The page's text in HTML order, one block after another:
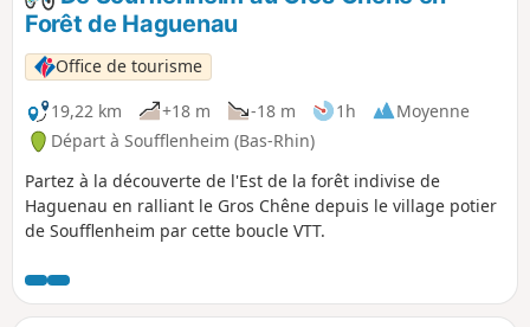
Forêt de Haguenau
Office de tourisme
19,22 km
+18 m -18 m 1h
Moyenne
Départ à Soufflenheim (Bas-Rhin)
Partez à la découverte de l'Est de la forêt indivise de
Haguenau en ralliant le Gros Chêne depuis le village potier
de Soufflenheim par cette boucle VTT.